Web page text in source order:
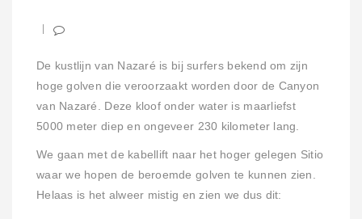
De kustlijn van Nazaré is bij surfers bekend om zijn
hoge golven die veroorzaakt worden door de Canyon
van Nazaré. Deze kloof onder water is maarliefst
5000 meter diep en ongeveer 230 kilometer lang.
We gaan met de kabellift naar het hoger gelegen Sitio
waar we hopen de beroemde golven te kunnen zien.
Helaas is het alweer mistig en zien we dus dit: